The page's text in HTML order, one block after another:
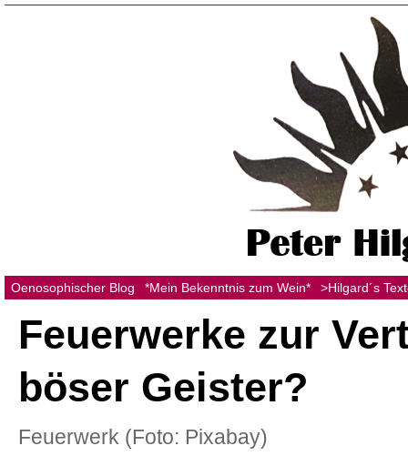
Oenosophischer Blog *Mein Bekenntnis zum Wein* >Hilgard´s
Feuerwerke zur
böser Geister?
Feuerwerk (Foto: Pixabay)